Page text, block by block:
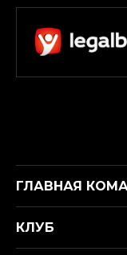
ГЛАВНАЯ
КЛУБ